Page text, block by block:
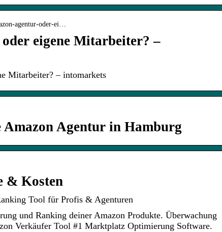
agentur-oder-ei…
eigene Mitarbeiter? –
Mitarbeiter? – intomarkets
Agentur in Hamburg
& Kosten
Tool für Profis & Agenturen
und Ranking deiner Amazon Produkte. Überwachung
Verkäufer Tool #1 Marktplatz Optimierung Software.